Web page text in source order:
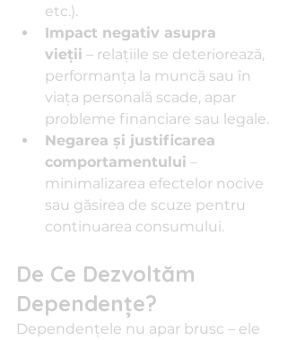
etc.).
Impact negativ asupra
vieții – relațiile se deteriorează,
performanța la muncă sau în
viața personală scade, apar
probleme financiare sau legale.
Negarea și justificarea
comportamentului –
minimalizarea efectelor nocive
sau găsirea de scuze pentru
continuarea consumului.
De Ce Dezvoltăm
Dependențe?
Dependențele nu apar brusc – ele